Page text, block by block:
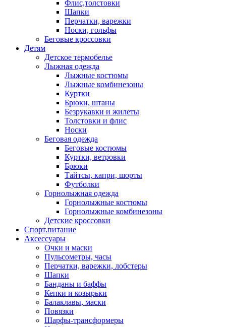
Флис,толстовки
Шапки
Перчатки, варежки
Носки, гольфы
Беговые кроссовки
Детям
Детское термобелье
Лыжная одежда
Лыжные костюмы
Лыжные комбинезоны
Куртки
Брюки, штаны
Безрукавки и жилеты
Толстовки и флис
Носки
Беговая одежда
Беговые костюмы
Куртки, ветровки
Брюки
Тайтсы, капри, шорты
Футболки
Горнолыжная одежда
Горнолыжные костюмы
Горнолыжные комбинезоны
Детские кроссовки
Спорт.питание
Аксессуары
Очки и маски
Пульсометры, часы
Перчатки, варежки, лобстеры
Шапки
Банданы и баффы
Кепки и козырьки
Балаклавы, маски
Повязки
Шарфы-трансформеры